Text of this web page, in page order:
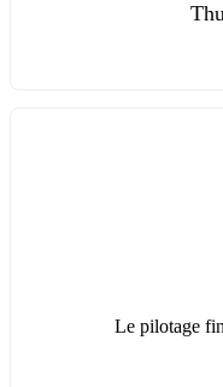
Le pilotage